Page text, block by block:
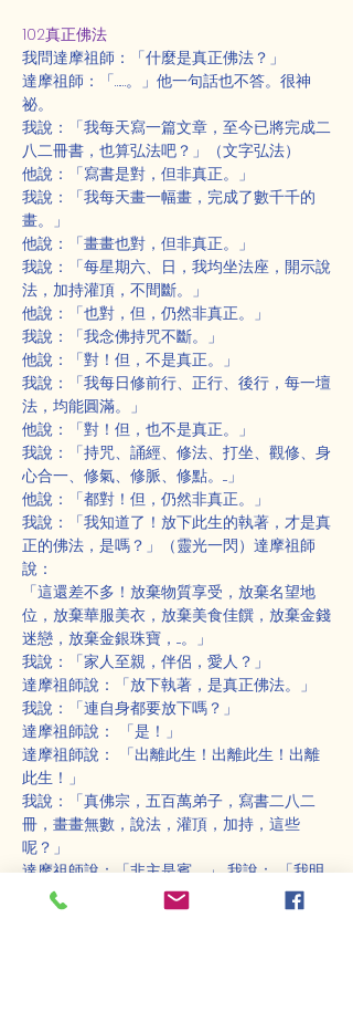
102真正佛法
我問達摩祖師：「什麼是真正佛法？」
達摩祖師：「……。」他一句話也不答。很神
祕。
我說：「我每天寫一篇文章，至今已將完成二
八二冊書，也算弘法吧？」（文字弘法）
他說：「寫書是對，但非真正。」
我說：「我每天畫一幅畫，完成了數千千的
畫。」
他說：「畫畫也對，但非真正。」
我說：「每星期六、日，我均坐法座，開示說
法，加持灌頂，不間斷。」
他說：「也對，但，仍然非真正。」
我說：「我念佛持咒不斷。」
他說：「對！但，不是真正。」
我說：「我每日修前行、正行、後行，每一壇
法，均能圓滿。」
他說：「對！但，也不是真正。」
我說：「持咒、誦經、修法、打坐、觀修、身
心合一、修氣、修脈、修點。....」
他說：「都對！但，仍然非真正。」
我說：「我知道了！放下此生的執著，才是真
正的佛法，是嗎？」（靈光一閃）達摩祖師
說：
「這還差不多！放棄物質享受，放棄名望地
位，放棄華服美衣，放棄美食佳饌，放棄金錢
迷戀，放棄金銀珠寶，....。」
我說：「家人至親，伴侶，愛人？」
達摩祖師說：「放下執著，是真正佛法。」
我說：「連自身都要放下嗎？」
達摩祖師說： 「是！」
達摩祖師說： 「出離此生！出離此生！出離
此生！」
我說：「真佛宗，五百萬弟子，寫書二八二
冊，畫畫無數，說法，灌頂，加持，這些
呢？」
達摩祖師說：「非主是賓。」 我說： 「我明
白了！」 達摩祖師問我： 「誰是盧師尊？」
我答： 「不識！」 我問達摩祖師： 「誰是達